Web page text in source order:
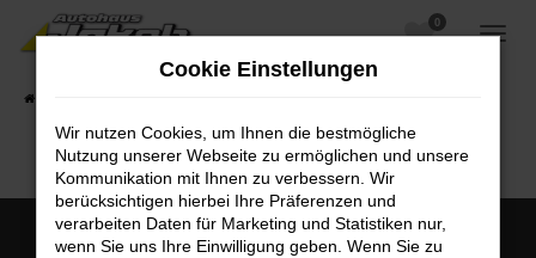
Zum
Hauptinhalt
0
Cookie Einstellungen
Wir nutzen Cookies, um Ihnen die bestmögliche
Nutzung unserer Webseite zu ermöglichen und unsere
Kommunikation mit Ihnen zu verbessern. Wir
berücksichtigen hierbei Ihre Präferenzen und
verarbeiten Daten für Marketing und Statistiken nur,
wenn Sie uns Ihre Einwilligung geben. Wenn Sie zu